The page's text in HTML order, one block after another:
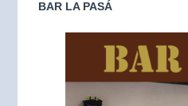
BAR LA PASÁ